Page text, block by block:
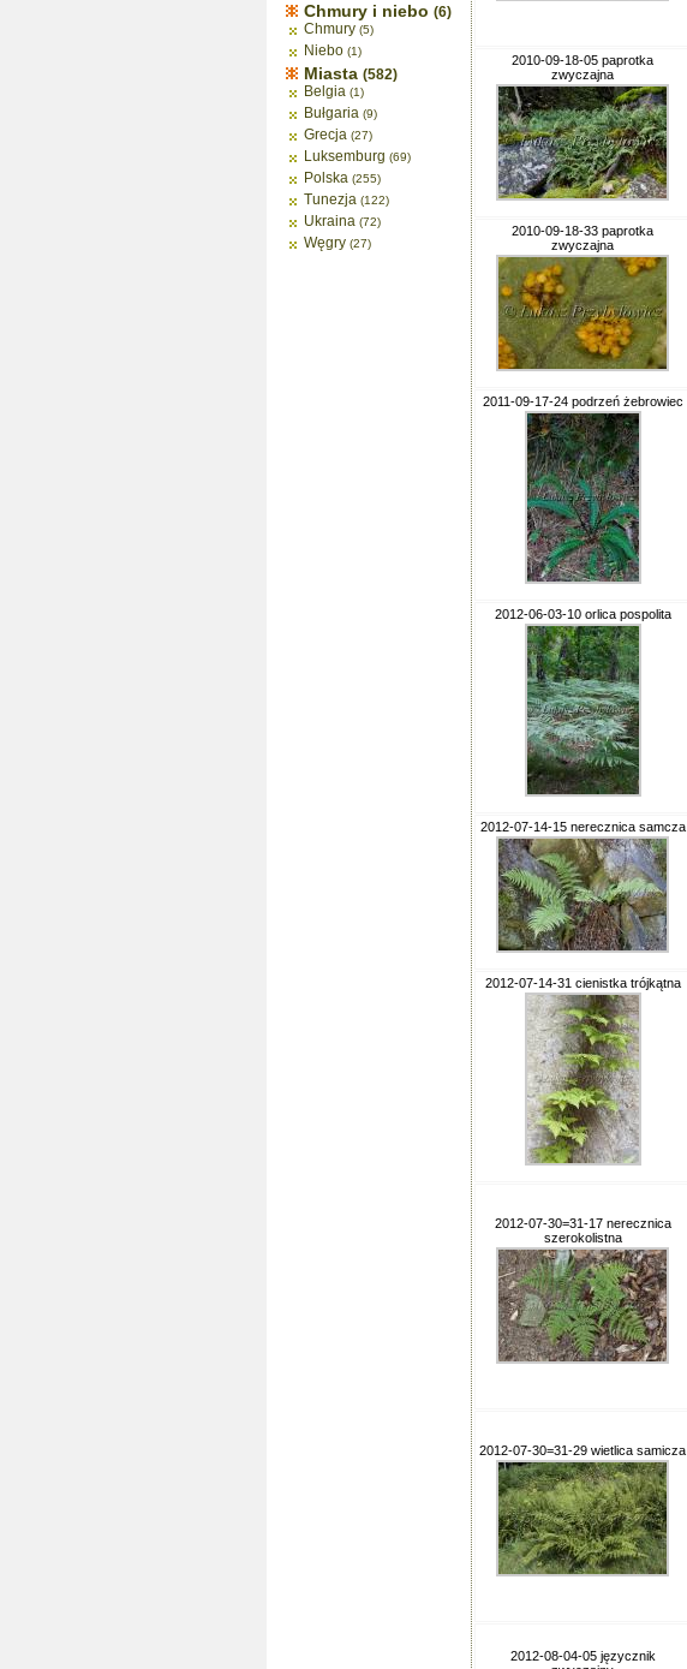
Chmury i niebo (6)
Chmury (5)
Niebo (1)
Miasta (582)
Belgia (1)
Bułgaria (9)
Grecja (27)
Luksemburg (69)
Polska (255)
Tunezja (122)
Ukraina (72)
Węgry (27)
2010-09-18-05 paprotka
zwyczajna
2010-09-18-33 paprotka
zwyczajna
2011-09-17-24 podrzeń żebrowiec
2012-06-03-10 orlica pospolita
2012-07-14-15 nerecznica samcza
2012-07-14-31 cienistka trójkątna
2012-07-30=31-17 nerecznica
szerokolistna
2012-07-30=31-29 wietlica samicza
2012-08-04-05 języcznik